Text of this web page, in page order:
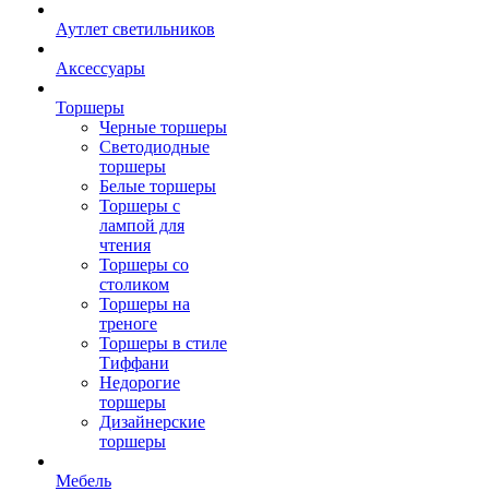
Аутлет светильников
Аксессуары
Торшеры
Черные торшеры
Светодиодные
торшеры
Белые торшеры
Торшеры с
лампой для
чтения
Торшеры со
столиком
Торшеры на
треноге
Торшеры в стиле
Тиффани
Недорогие
торшеры
Дизайнерские
торшеры
Мебель